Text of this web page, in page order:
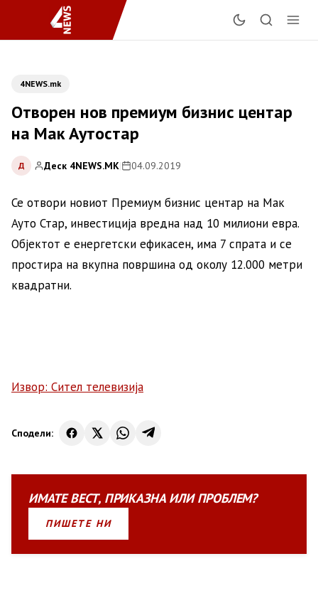
4NEWS.mk
Отворен нов премиум бизнис центар
на Мак Аутостар
Д Деск 4NEWS.MK| 04.09.2019
Се отвори новиот Премиум бизнис центар на Мак
Ауто Стар, инвестиција вредна над 10 милиони евра.
Објектот е енергетски ефикасен, има 7 спрата и се
простира на вкупна површина од околу 12.000 метри
квадратни.
Извор: Сител телевизија
Сподели:
ИМАТЕВЕСТ, ПРИКАЗНАИЛИПРОБЛЕМ?
ПИШЕТЕ НИ